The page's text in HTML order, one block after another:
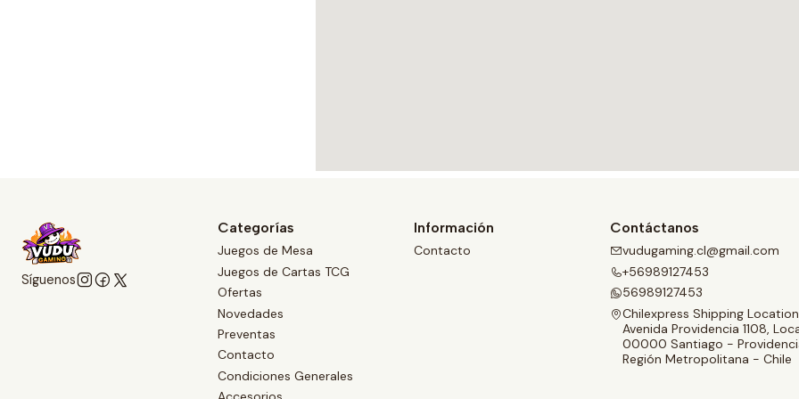
Síguenos
Categorías
Juegos de Mesa
Juegos de Cartas TCG
Ofertas
Novedades
Preventas
Contacto
Condiciones Generales
Información
Contacto
Contáctanos
vudugaming.cl@gmail.com
+56989127453
56989127453
Chilexpress Shipping Location
Avenida Providencia 1108,
00000 Santiago -
Región Metropolitana - Chile